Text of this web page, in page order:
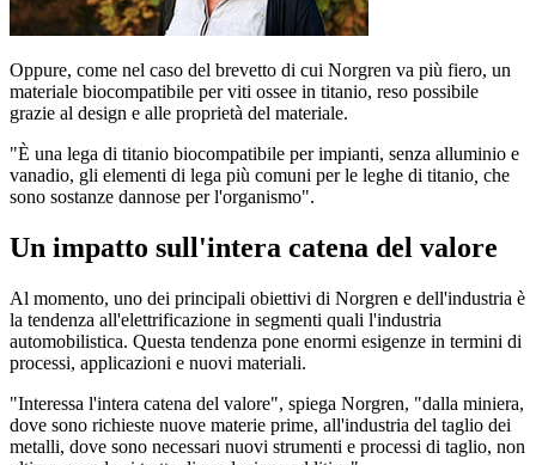
Oppure, come nel caso del brevetto di cui Norgren va più fiero, un
materiale biocompatibile per viti ossee in titanio, reso possibile
grazie al design e alle proprietà del materiale.
"È una lega di titanio biocompatibile per impianti, senza alluminio e
vanadio, gli elementi di lega più comuni per le leghe di titanio, che
sono sostanze dannose per l'organismo".
Un impatto sull'intera catena del valore
Al momento, uno dei principali obiettivi di Norgren e dell'industria è
la tendenza all'elettrificazione in segmenti quali l'industria
automobilistica. Questa tendenza pone enormi esigenze in termini di
processi, applicazioni e nuovi materiali.
"Interessa l'intera catena del valore", spiega Norgren, "dalla miniera,
dove sono richieste nuove materie prime, all'industria del taglio dei
metalli, dove sono necessari nuovi strumenti e processi di taglio, non